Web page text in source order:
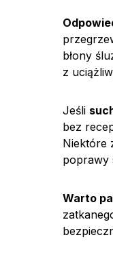
błony
z
Jeśli
bez
Niektóre
poprawy
Warto